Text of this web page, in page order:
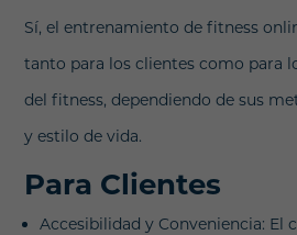
Sí, el entrenamiento de fitness
tanto para los clientes como para
del fitness, dependiendo de sus
y estilo de vida.
Para Clientes
Accesibilidad y Conveniencia: El